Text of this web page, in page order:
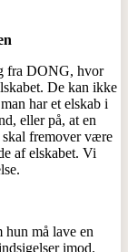
fra DONG, hvor
De kan ikke
har et elskab i
eller på, at en
skal fremover være
af elskabet. Vi
hun må lave en
imod.